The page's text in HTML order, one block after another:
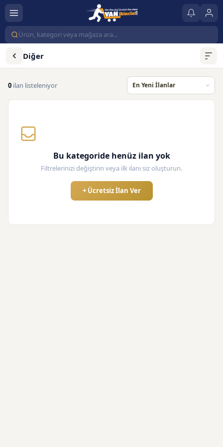
Diğer
0 ilan listeleniyor
Bu kategoride henüz ilan yok
Filtrelerinizi değiştirin veya ilk ilanı siz oluşturun.
+ Ücretsiz İlan Ver